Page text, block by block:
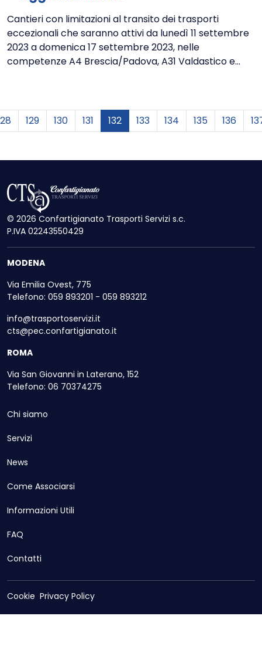
Cantieri con limitazioni al transito dei trasporti
eccezionali che saranno attivi da lunedì 11 settembre
2023 a domenica 17 settembre 2023, nelle
competenze A4 Brescia/Padova, A31 Valdastico e...
129 130 131 132 133 134 135 136
© 2026 Confartigianato Trasporti Servizi s.c.
P.IVA 02243550429
MODENA
Via Emilia Ovest, 775
Telefono: 059 893201 - 059 893212
info@trasportoservizi.it
cts@pec.confartigianato.it
ROMA
Via San Giovanni in Laterano, 152
Telefono: 06 70374275
Chi siamo
Servizi
News
Come Associarsi
Informazioni Utili
FAQ
Contatti
Cookie Privacy Policy